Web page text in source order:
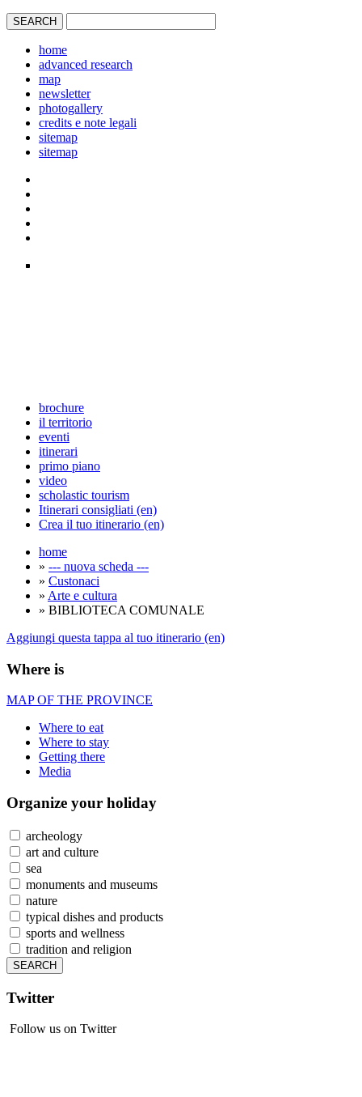
home
advanced research
map
newsletter
photogallery
credits e note legali
sitemap
sitemap
brochure
il territorio
eventi
itinerari
primo piano
video
scholastic tourism
Itinerari consigliati (en)
Crea il tuo itinerario (en)
home
» --- nuova scheda ---
» Custonaci
» Arte e cultura
» BIBLIOTECA COMUNALE
Aggiungi questa tappa al tuo itinerario (en)
Where is
MAP OF THE PROVINCE
Where to eat
Where to stay
Getting there
Media
Organize your holiday
archeology
art and culture
sea
monuments and museums
nature
typical dishes and products
sports and wellness
tradition and religion
Twitter
Follow us on Twitter